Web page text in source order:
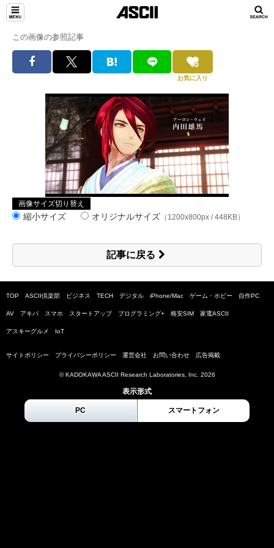
この画像の参照記事
お気に入り
画像サイズ切り替え
縮小サイズ オリジナルサイズ （1200x800px / 448KB）
記事に戻る
TOP ASCII倶楽部 ビジネス TECH デジタル iPhone/Mac ゲーム・ホビー 自作PC
AV アキバ スマホ スタートアップ プログラミング+ 格安SIM 家電ASCII
アスキーグルメ IoT
サイトポリシー プライバシーポリシー 運営会社 お問い合わせ 広告掲載
© KADOKAWA ASCII Research Laboratories, Inc. 2026
表示形式
PC スマートフォン